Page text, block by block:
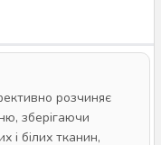
розчиняє
зберігаючи
і білих тканин,